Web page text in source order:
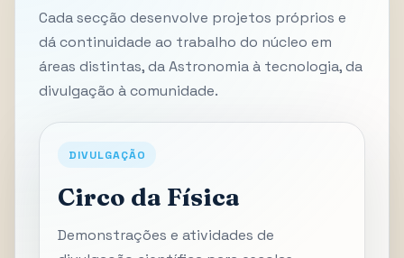
Cada secção desenvolve projetos próprios e
dá continuidade ao trabalho do núcleo em
áreas distintas, da Astronomia à tecnologia, da
divulgação à comunidade.
DIVULGAÇÃO
Circo da Física
Demonstrações e atividades de